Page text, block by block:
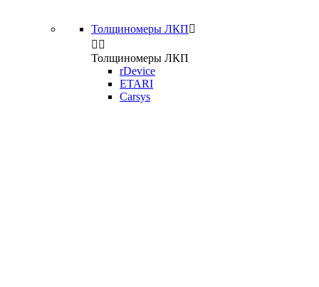
Толщиномеры ЛКП
 
Толщиномеры ЛКП
rDevice
ETARI
Carsys